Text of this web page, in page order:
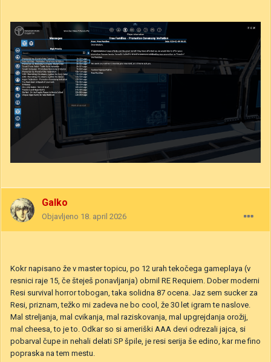
Galko
Objavljeno 18. april 2026
Kokr napisano že v master topicu, po 12 urah tekočega gameplaya (v
resnici raje 15, če šteješ ponavljanja) obrnil RE Requiem. Dober moderni
Resi survival horror tobogan, taka solidna 87 ocena. Jaz sem sucker za
Resi, priznam, težko mi zadeva ne bo cool, že 30 let igram te naslove.
Mal streljanja, mal cvikanja, mal raziskovanja, mal upgrejdanja orožij,
mal cheesa, to je to. Odkar so si ameriški AAA devi odrezali jajca, si
pobarval čupe in nehali delati SP špile, je resi serija še edino, kar me fino
popraska na tem mestu.